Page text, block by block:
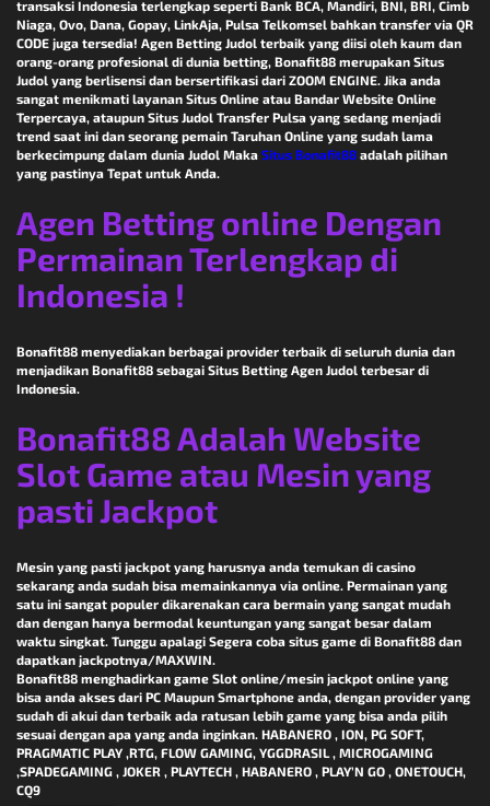
transaksi Indonesia terlengkap seperti Bank BCA, Mandiri, BNI, BRI, Cimb
Niaga, Ovo, Dana, Gopay, LinkAja, Pulsa Telkomsel bahkan transfer via QR
CODE juga tersedia! Agen Betting Judol terbaik yang diisi oleh kaum dan
orang-orang profesional di dunia betting, Bonafit88 merupakan Situs
Judol yang berlisensi dan bersertifikasi dari ZOOM ENGINE. Jika anda
sangat menikmati layanan Situs Online atau Bandar Website Online
Terpercaya, ataupun Situs Judol Transfer Pulsa yang sedang menjadi
trend saat ini dan seorang pemain Taruhan Online yang sudah lama
berkecimpung dalam dunia Judol Maka Situs Bonafit88 adalah pilihan
yang pastinya Tepat untuk Anda.
Agen Betting online Dengan
Permainan Terlengkap di
Indonesia !
Bonafit88 menyediakan berbagai provider terbaik di seluruh dunia dan
menjadikan Bonafit88 sebagai Situs Betting Agen Judol terbesar di
Indonesia.
Bonafit88 Adalah Website
Slot Game atau Mesin yang
pasti Jackpot
Mesin yang pasti jackpot yang harusnya anda temukan di casino
sekarang anda sudah bisa memainkannya via online. Permainan yang
satu ini sangat populer dikarenakan cara bermain yang sangat mudah
dan dengan hanya bermodal keuntungan yang sangat besar dalam
waktu singkat. Tunggu apalagi Segera coba situs game di Bonafit88 dan
dapatkan jackpotnya/MAXWIN.
Bonafit88 menghadirkan game Slot online/mesin jackpot online yang
bisa anda akses dari PC Maupun Smartphone anda, dengan provider yang
sudah di akui dan terbaik ada ratusan lebih game yang bisa anda pilih
sesuai dengan apa yang anda inginkan. HABANERO , ION, PG SOFT,
PRAGMATIC PLAY ,RTG, FLOW GAMING, YGGDRASIL , MICROGAMING
,SPADEGAMING , JOKER , PLAYTECH , HABANERO , PLAY’N GO , ONETOUCH,
CQ9